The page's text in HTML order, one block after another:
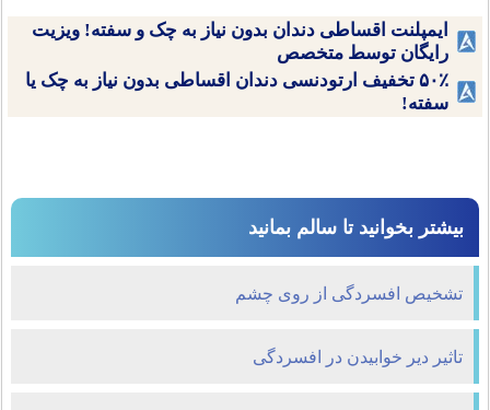
ایمپلنت اقساطی دندان بدون نیاز به چک و سفته! ویزیت
رایگان توسط متخصص
۵۰٪ تخفیف ارتودنسی دندان اقساطی بدون نیاز به چک یا
سفته!
بیشتر بخوانید تا سالم بمانید
تشخیص افسردگی از روی چشم
تاثیر دیر خوابیدن در افسردگی